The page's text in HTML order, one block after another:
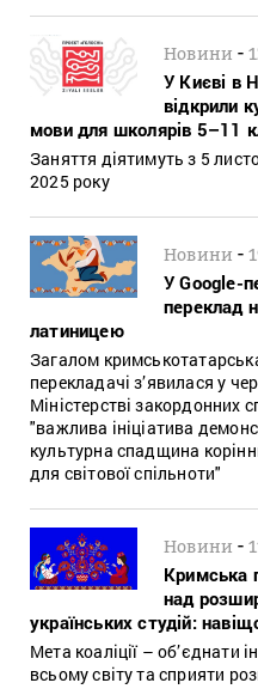
Новини -
У Києві в
відкрили
мови для школярів 5–11
Заняття діятимуть з 5
2025 року
Новини -
У Google-
переклад
латиницею
Загалом
перекладачі з’явилася у
Міністерстві закордонних
"важлива ініціатива
культурна спадщина
для світової спільноти"
Новини -
Кримська
над
українських студій:
Мета коаліції – об’єднати
всьому світу та сприяти